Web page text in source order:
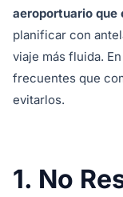
aeroportuario que
planificar con
viaje más fluida.
frecuentes que
evitarlos.
1. No